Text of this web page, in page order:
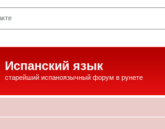
Испанский язык
старейший испаноязычный форум в рунете